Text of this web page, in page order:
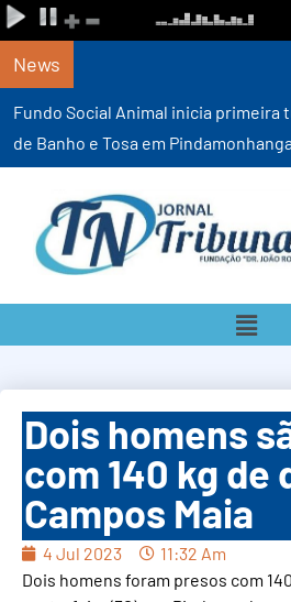
News
Fundo Social Animal inicia primeira
de Banho e Tosa em
Dois homens
com 140 kg de
Campos Maia
4 Jul 2023
11:32 Am
Dois homens foram presos com